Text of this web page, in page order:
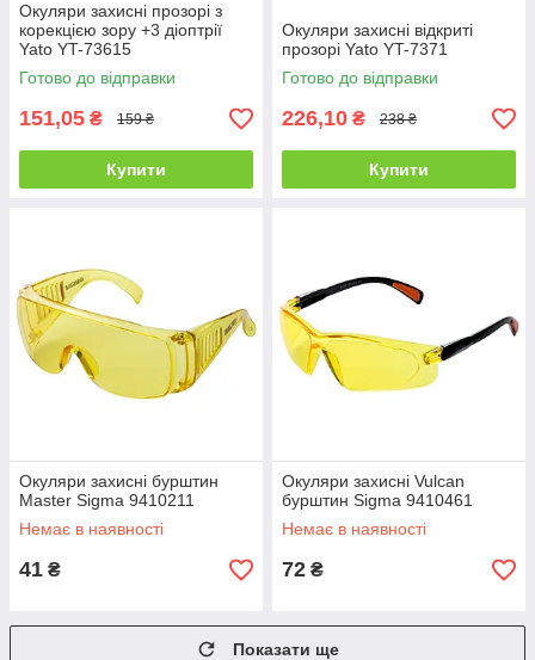
Окуляри захисні прозорі з
корекцією зору +3 діоптрії
Yato YT-73615
Готово до відправки
151,05 ₴ 159 ₴
Купити
Окуляри захисні відкриті
прозорі Yato YT-7371
Готово до відправки
226,10 ₴ 238 ₴
Купити
Окуляри захисні бурштин
Master Sigma 9410211
Немає в наявності
41 ₴
Окуляри захисні Vulcan
бурштин Sigma 9410461
Немає в наявності
72 ₴
Показати ще